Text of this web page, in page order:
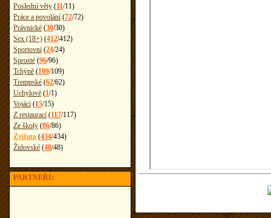
Poslední věty (11/11)
Práce a povolání (72/72)
Právnické (30/30)
Sex (18+) (412/412)
Sportovní (24/24)
Sprosté (96/96)
Tchýně (109/109)
Trempské (62/62)
Uchylové (1/1)
Vojáci (15/15)
Z restaurací (117/117)
Ze školy (86/86)
Zvířata (434/434)
Židovské (48/48)
PARTNEŘI: